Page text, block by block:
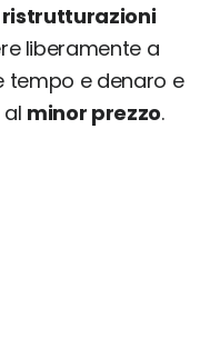
ristrutturazioni
liberamente a
tempo e denaro e
al minor prezzo.